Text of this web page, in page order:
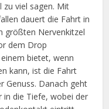
zu viel sagen. Mit
dauert die Fahrt in
größten Nervenkitzel
dem Drop
bietet, wenn
kann, ist die Fahrt
Genuss. Danach geht
in die Tiefe, wobei der